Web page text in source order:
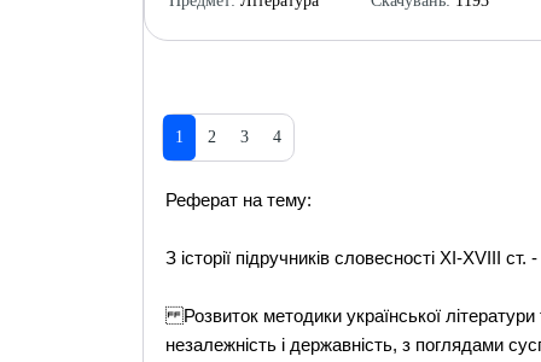
1 2 3 4
Реферат на тему:
З історії підручників словесності ХІ-XVIII
Розвиток методики української літератури
незалежність і державність, з поглядами